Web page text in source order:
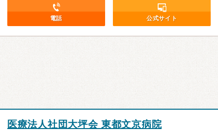
電話 公式サイト
医療法人社団大坪会 東都文京病院